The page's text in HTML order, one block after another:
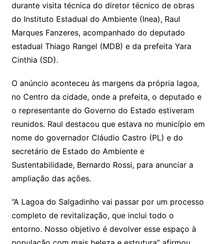
durante visita técnica do diretor técnico de obras
do Instituto Estadual do Ambiente (Inea), Raul
Marques Fanzeres, acompanhado do deputado
estadual Thiago Rangel (MDB) e da prefeita Yara
Cinthia (SD).
O anúncio aconteceu às margens da própria lagoa,
no Centro da cidade, onde a prefeita, o deputado e
o representante do Governo do Estado estiveram
reunidos. Raul destacou que estava no município em
nome do governador Cláudio Castro (PL) e do
secretário de Estado do Ambiente e
Sustentabilidade, Bernardo Rossi, para anunciar a
ampliação das ações.
“A Lagoa do Salgadinho vai passar por um processo
completo de revitalização, que inclui todo o
entorno. Nosso objetivo é devolver esse espaço à